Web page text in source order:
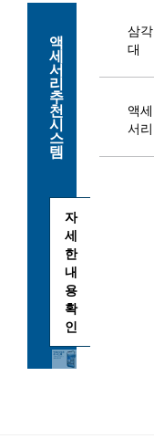
액
세
서
리
추
천
시
스
템
자
세
한
내
용
확
인
삼각
대
액세
서리